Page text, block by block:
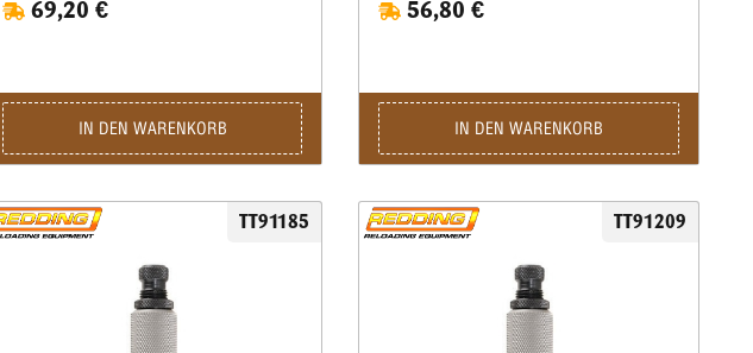
Kalibrieren grundsätzlich gefettet werden!Wir
empfehlen, hierzu ein gutes, wasserlösliches
Gewindering geliefert.
69,20 €
IN DEN WARENKORB
empfehlen, hierzu ein gutes wasserlösliches
Kalibrierfett (kein Graphit!) zu verwenden.Die
56,80 €
IN DEN WARENKORB
TT91185 TT91209